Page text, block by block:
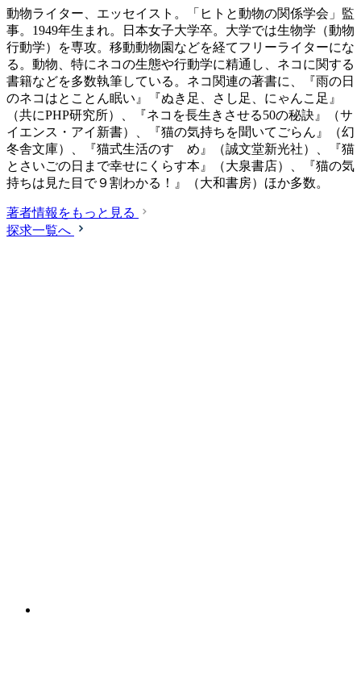
動物ライター、エッセイスト。「ヒトと動物の関係学会」監
事。1949年生まれ。日本女子大学卒。大学では生物学（動物
行動学）を専攻。移動動物園などを経てフリーライターにな
る。動物、特にネコの生態や行動学に精通し、ネコに関する
書籍などを多数執筆している。ネコ関連の著書に、『雨の日
のネコはとことん眠い』『ぬき足、さし足、にゃんこ足』
（共にPHP研究所）、『ネコを長生きさせる50の秘訣』（サ
イエンス・アイ新書）、『猫の気持ちを聞いてごらん』（幻
冬舎文庫）、『猫式生活のすゝめ』（誠文堂新光社）、『猫
とさいごの日まで幸せにくらす本』（大泉書店）、『猫の気
持ちは見た目で９割わかる！』（大和書房）ほか多数。
著者情報をもっと見る
探求一覧へ